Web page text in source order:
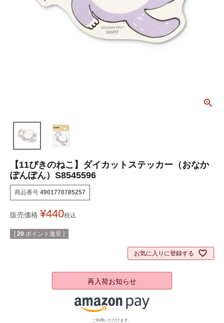
【11ぴきのねこ】ダイカットステッカー（おなか
ぽんぽん）S8545596
商品番号 4901770785257
販売価格 ¥440税込
[ 20 ポイント進呈 ]
お気に入りに登録する
再入荷お知らせ
ご利用いただけます。